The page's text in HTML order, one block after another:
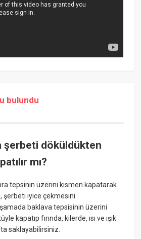
bulundu
şerbeti döküldükten
mı?
tepsinin üzerini kısmen kapatarak
şerbeti iyice çekmesini
baklava tepsisinin üzerini
kapatıp fırında, kilerde, ısı ve ışık
saklayabilirsiniz.